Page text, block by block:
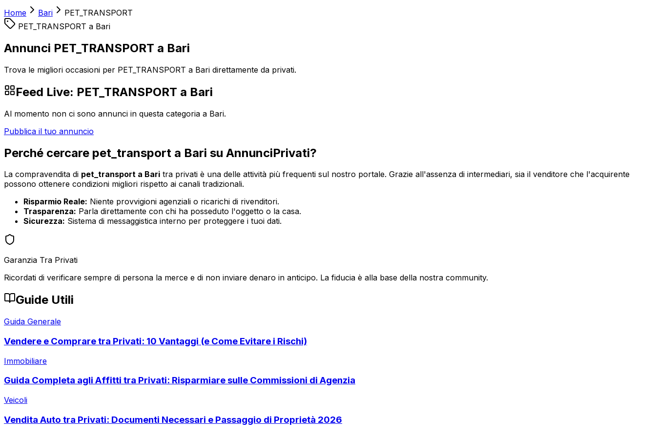
Home Bari
PET_TRANSPORT
PET_TRANSPORT a Bari
Annunci PET_TRANSPORT a Bari
Trova le migliori occasioni per PET_TRANSPORT a Bari direttamente da privati.
Feed Live: PET_TRANSPORT a Bari
Al momento non ci sono annunci in questa categoria a Bari.
Pubblica il tuo annuncio
Perché cercare pet_transport a Bari su AnnunciPrivati?
La compravendita di pet_transport a Bari tra privati è una delle attività più frequenti sul nostro portale. Grazie all'assenza di intermediari, sia il venditore che l'acquirente
possono ottenere condizioni migliori rispetto ai canali tradizionali.
Risparmio Reale: Niente provvigioni agenziali o ricarichi di rivenditori.
Trasparenza: Parla direttamente con chi ha posseduto l'oggetto o la casa.
Sicurezza: Sistema di messaggistica interno per proteggere i tuoi dati.
Garanzia Tra Privati
Ricordati di verificare sempre di persona la merce e di non inviare denaro in anticipo. La fiducia è alla base della nostra community.
Guide Utili
Guida Generale
Vendere e Comprare tra Privati: 10 Vantaggi (e Come Evitare i Rischi)
Immobiliare
Guida Completa agli Affitti tra Privati: Risparmiare sulle Commissioni di Agenzia
Veicoli
Vendita Auto tra Privati: Documenti Necessari e Passaggio di Proprietà 2026